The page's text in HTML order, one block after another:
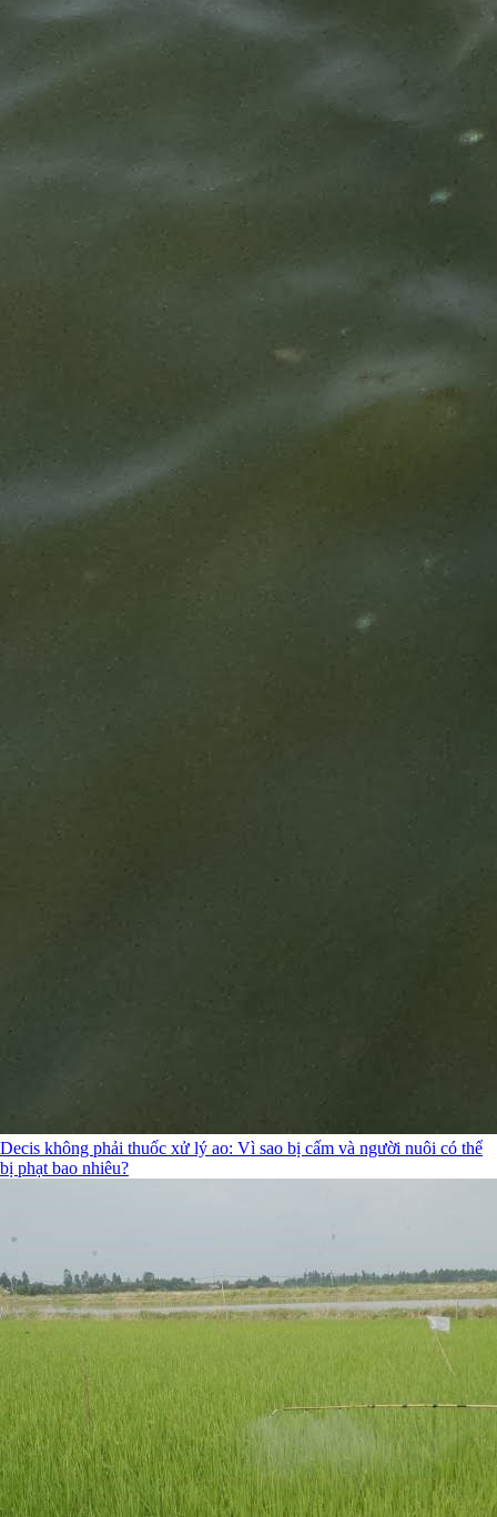
Decis không phải thuốc xử lý ao: Vì sao bị cấm và người nuôi có thể
bị phạt bao nhiêu?